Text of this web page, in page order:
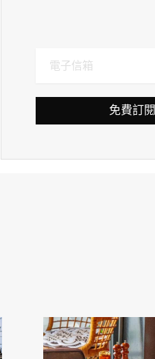
免費訂閱